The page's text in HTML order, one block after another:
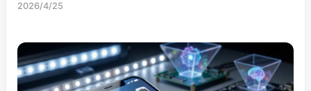
2026/4/25